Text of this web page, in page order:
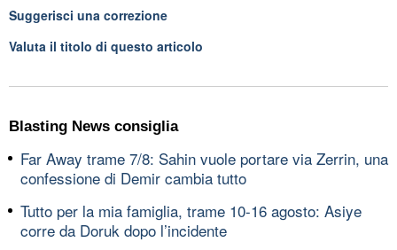
Suggerisci una correzione
Valuta il titolo di questo articolo
Blasting News consiglia
Far Away trame 7/8: Sahin vuole portare via Zerrin, una
confessione di Demir cambia tutto
Tutto per la mia famiglia, trame 10-16 agosto: Asiye
corre da Doruk dopo l’incidente